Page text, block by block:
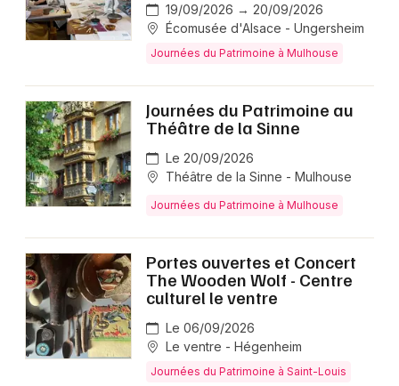
19/09/2026 → 20/09/2026
Écomusée d'Alsace - Ungersheim
Journées du Patrimoine à Mulhouse
Journées du Patrimoine au
Théâtre de la Sinne
Le 20/09/2026
Théâtre de la Sinne - Mulhouse
Journées du Patrimoine à Mulhouse
Portes ouvertes et Concert
The Wooden Wolf - Centre
culturel le ventre
Le 06/09/2026
Le ventre - Hégenheim
Journées du Patrimoine à Saint-Louis